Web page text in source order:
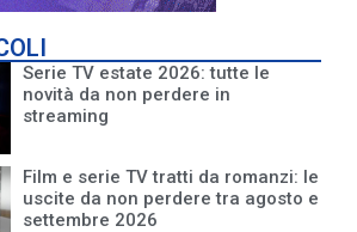
Serie TV estate 2026: tutte le
novità da non perdere in
streaming
Film e serie TV tratti da romanzi: le
uscite da non perdere tra agosto e
settembre 2026